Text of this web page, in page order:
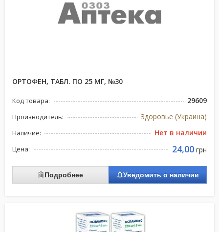
ОРТОФЕН, ТАБЛ. ПО 25 МГ, №30
Код товара: 29609
Производитель: Здоровье (Украина)
Наличие: Нет в наличии
Цена: 24,00 грн
Подробнее Уведомить о наличии